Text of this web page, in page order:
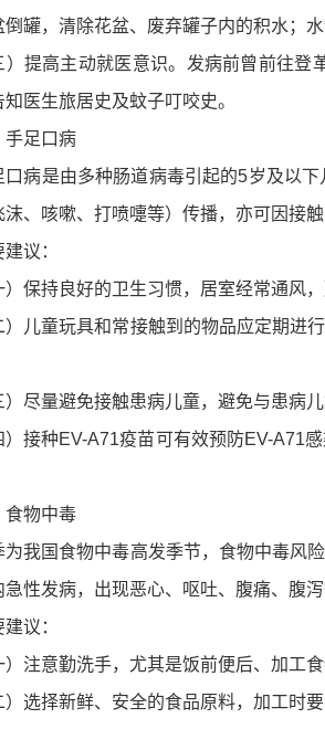
倒罐，清除花盆、废弃罐子内的积水；
）提高主动就医意识。发病前曾前往
知医生旅居史及蚊子叮咬史。
手足口病
口病是由多种肠道病毒引起的5岁及以
沫、咳嗽、打喷嚏等）传播，亦可因接
议：
）保持良好的卫生习惯，居室经常通风，
）儿童玩具和常接触到的物品应定期进
）尽量避免接触患病儿童，避免与患病
）接种EV-A71疫苗可有效预防EV-A71
食物中毒
为我国食物中毒高发季节，食物中毒风
性发病，出现恶心、呕吐、腹痛、腹泻
议：
）注意勤洗手，尤其是饭前便后、加工食
）选择新鲜、安全的食品原料，加工时